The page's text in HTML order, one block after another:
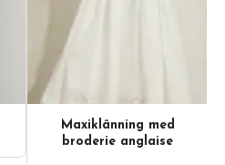
Maxiklänning med
broderie anglaise